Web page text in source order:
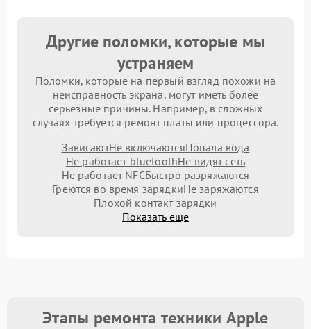
Другие поломки, которые мы
устраняем
Поломки, которые на первый взгляд похожи на
неисправность экрана, могут иметь более
серьезные причины. Например, в сложных
случаях требуется ремонт платы или процессора.
ЗависаютНе включаютсяПопала вода
Не работает bluetoothНе видят сеть
Не работает NFCБыстро разряжаются
Греются во время зарядкиНе заряжаются
Плохой контакт зарядки
Показать еще
Этапы ремонта техники Apple